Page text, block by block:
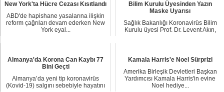
New York'ta Hücre Cezası Kısıtlandı
ABD'de hapishane yasalarına ilişkin
reform çağrıları devam ederken New
York eyal...
Bilim Kurulu Üyesinden Yazın
Maske Uyarısı
Sağlık Bakanlığı Koronavirüs Bilim
Kurulu üyesi Prof. Dr. Levent Akın,
Almanya'da Korona Can Kaybı 77
Bini Geçti
Almanya’da yeni tip koronavirüs
(Kovid-19) salgını sebebiyle hayatını
Kamala Harris'e Noel Sürprizi
Amerika Birleşik Devletleri Başkan
Yardımcısı Kamala Harris'in evine
Noel hediye...